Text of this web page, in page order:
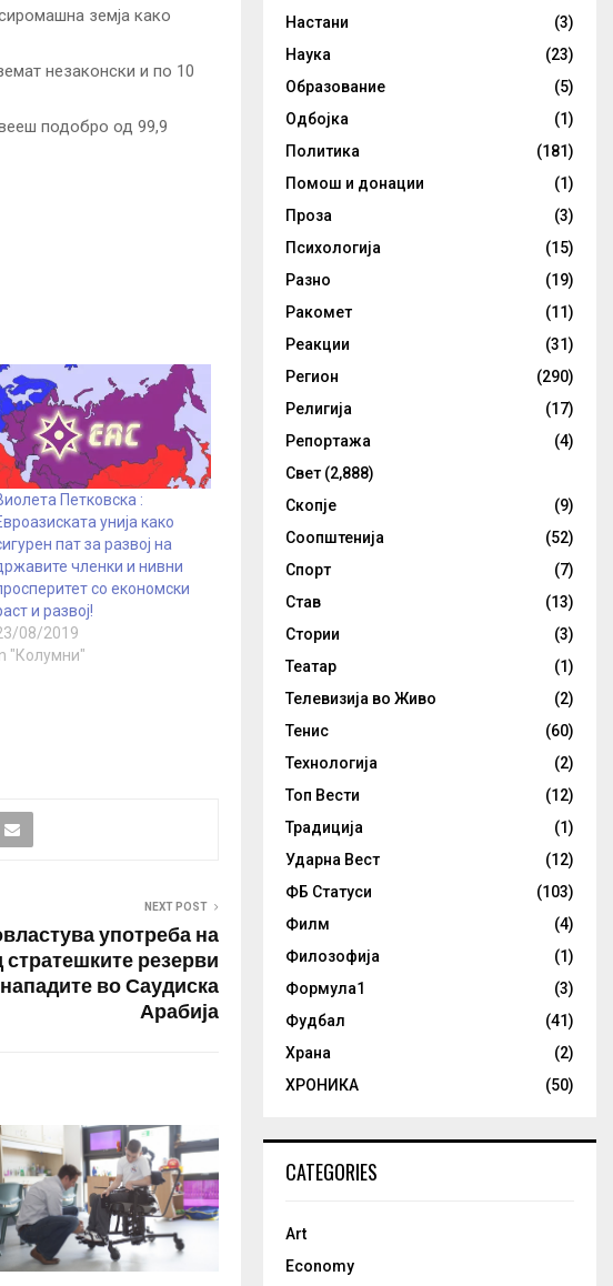
земја како
незаконски и по 10
подобро од 99,9
Петковска :
унија како
пат за развој на
членки и нивни
со економски
и развој!
08/2019
In "Колумни"
NEXT POST
употреба на
резерви
во Саудиска
Арабија
Настани
(3)
Наука
(23)
Образование
(5)
Одбојка
(1)
Политика
(181)
Помош и донации
(1)
Проза
(3)
Психологија
(15)
Разно
(19)
Ракомет
(11)
Реакции
(31)
Регион
(290)
Религија
(17)
Репортажа
(4)
Свет (2,888)
Скопје
(9)
Соопштенија
(52)
Спорт
(7)
Став
(13)
Стории
(3)
Театар
(1)
Телевизија во Живо
(2)
Тенис
(60)
Технологија
(2)
Топ Вести
(12)
Традиција
(1)
Ударна Вест
(12)
ФБ Статуси
(103)
Филм
(4)
Филозофија
(1)
Формула1
(3)
Фудбал
(41)
Храна
(2)
ХРОНИКА
(50)
CATEGORIES
Art
Economy